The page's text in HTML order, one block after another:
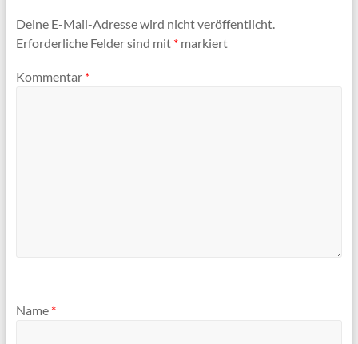
Deine E-Mail-Adresse wird nicht veröffentlicht.
Erforderliche Felder sind mit *markiert
Kommentar *
Name *